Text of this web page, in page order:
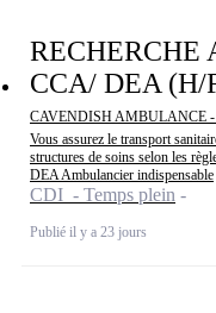
RECHERCHE
CCA/ DEA (H/
CAVENDISH AMBULANCE
Vous assurez le transport
structures de soins selon les
DEA Ambulancier indispensable
CDI - Temps plein
Publié il y a 23 jours